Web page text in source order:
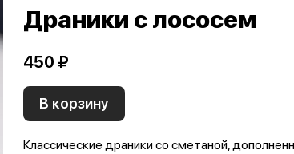
Драники с лососем
450 ₽
В корзину
Классические драники со сметаной,